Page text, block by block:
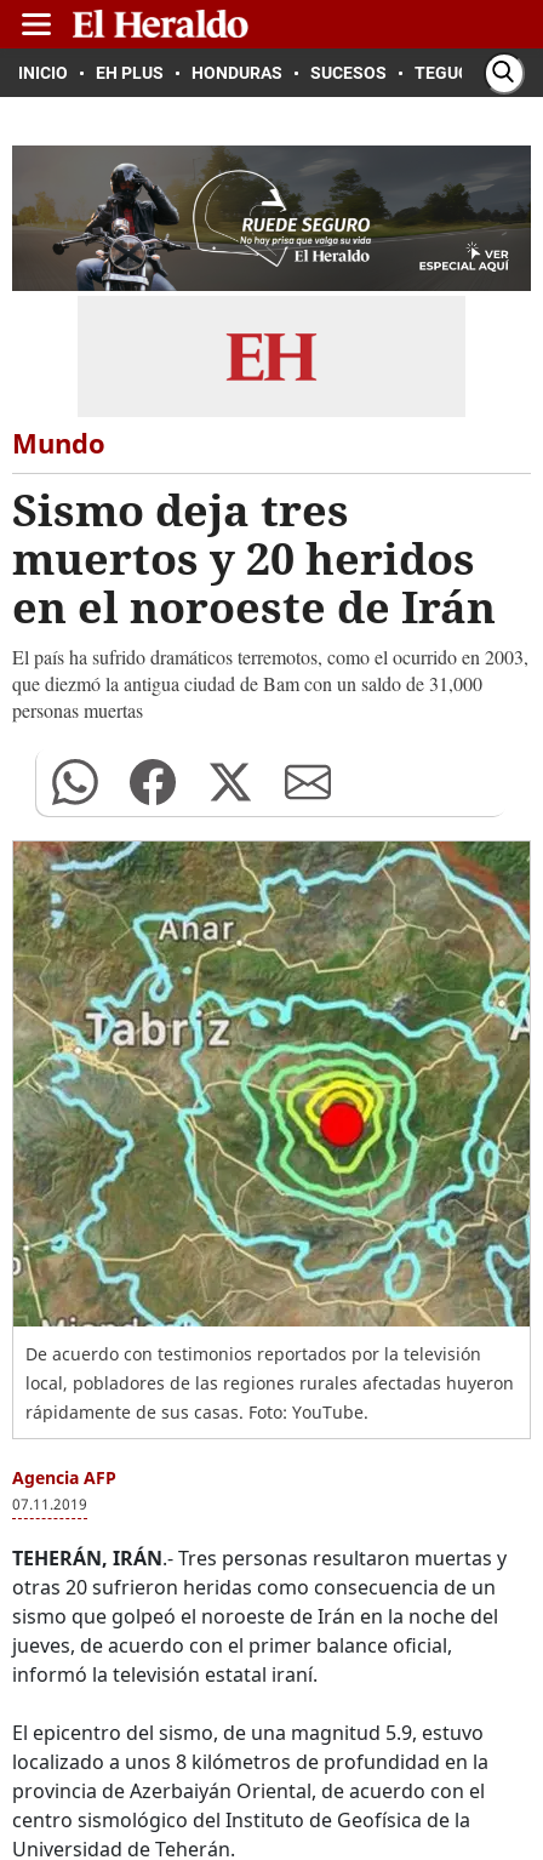
INICIO EH PLUS HONDURAS SUCESOS TEGUCIGALPA
Mundo
Sismo deja tres
muertos y 20 heridos
en el noroeste de Irán
El país ha sufrido dramáticos terremotos, como el ocurrido en 2003,
que diezmó la antigua ciudad de Bam con un saldo de 31,000
personas muertas
De acuerdo con testimonios reportados por la televisión
local, pobladores de las regiones rurales afectadas huyeron
rápidamente de sus casas. Foto: YouTube.
Agencia AFP
07.11.2019
TEHERÁN, IRÁN.- Tres personas resultaron muertas y
otras 20 sufrieron heridas como consecuencia de un
sismo que golpeó el noroeste de Irán en la noche del
jueves, de acuerdo con el primer balance oficial,
informó la televisión estatal iraní.
El epicentro del sismo, de una magnitud 5.9, estuvo
localizado a unos 8 kilómetros de profundidad en la
provincia de Azerbaiyán Oriental, de acuerdo con el
centro sismológico del Instituto de Geofísica de la
Universidad de Teherán.